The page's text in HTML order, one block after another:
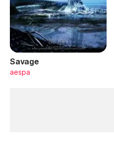
Savage
aespa